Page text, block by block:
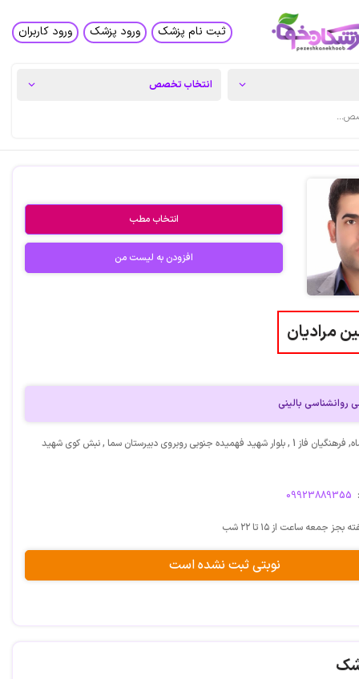
ثبت نام پزشک ورود پزشک ورود کاربران
انتخاب مطب
افزودن به لیست من
مرادیان
بالینی
آدرس: کرمانشاه, فرهنگیان فاز 1 , بلوار شهید فهمیده جنوبی روبروی دبیرستان سما , نبش کوی شهید
09923889355
جمعه ساعت از ۱۵ تا ۲۲ شب
نوبتی ثبت نشده است